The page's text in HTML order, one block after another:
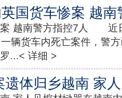
国货车惨案 越南
案 越南警方指控7人 近
辆货车内死亡案件，警
...< 详细 >
遗体归乡越南 家